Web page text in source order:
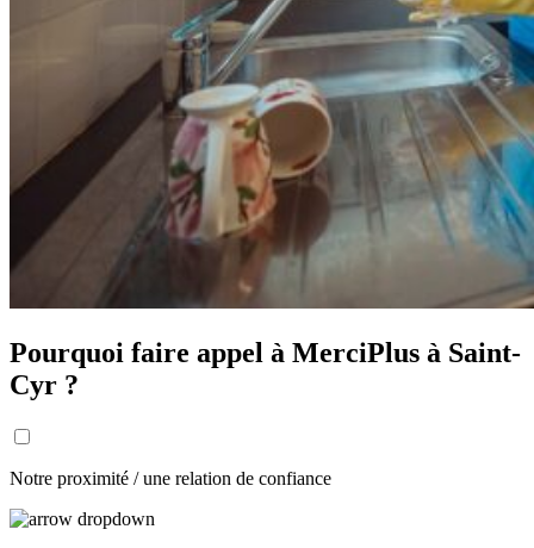
Pourquoi faire appel à MerciPlus à Saint-
Cyr ?
Notre proximité / une relation de confiance